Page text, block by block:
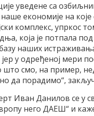
уведене са
економије на које
комплекс, упркос
која је потпала под
наших
у одређеној мери
смо, на пример,
да порадимо“,
Иван Данилов се у
него ДАЕШ“ и